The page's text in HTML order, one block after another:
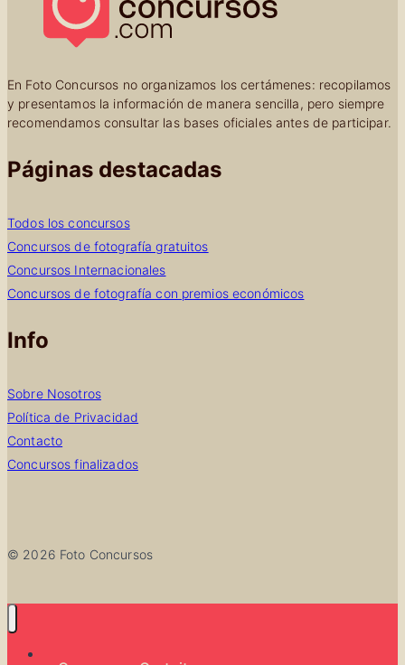
En Foto Concursos no organizamos los certámenes: recopilamos
y presentamos la información de manera sencilla, pero siempre
recomendamos consultar las bases oficiales antes de participar.
Páginas destacadas
Todos los concursos
Concursos de fotografía gratuitos
Concursos Internacionales
Concursos de fotografía con premios económicos
Info
Sobre Nosotros
Política de Privacidad
Contacto
Concursos finalizados
© 2026 Foto Concursos